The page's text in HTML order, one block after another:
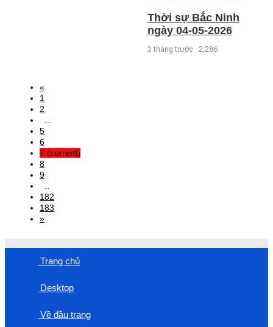
Thời sự Bắc Ninh
ngày 04-05-2026
3 tháng trước 2,286
«
1
2
5
6
7 (current)
8
9
182
183
»
Trang chủ
Desktop
Về đầu trang